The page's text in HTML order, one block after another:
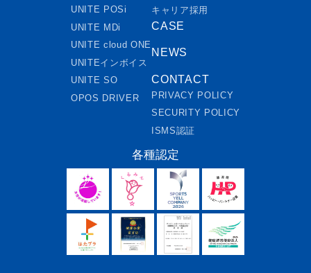
UNITE POSi
UNITE MDi
UNITE cloud ONE
UNITEインボイス
UNITE SO
OPOS DRIVER
キャリア採用
CASE
NEWS
CONTACT
PRIVACY POLICY
SECURITY POLICY
ISMS認証
各種認定